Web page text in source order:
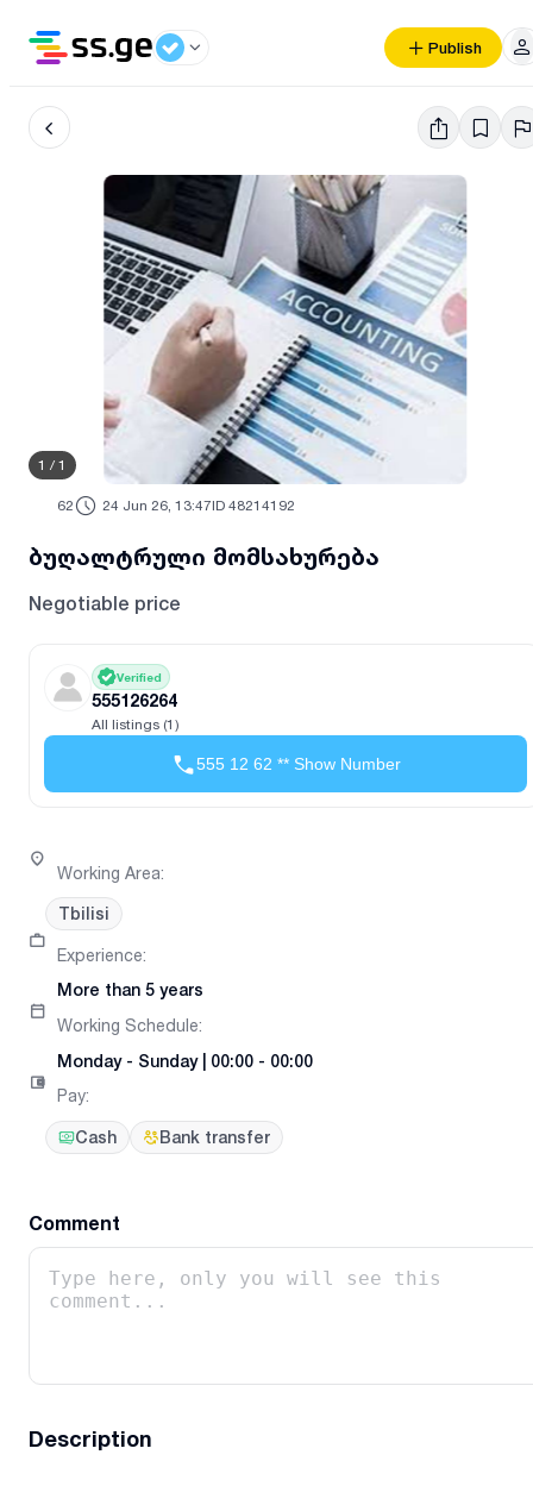
Publish
1 / 1
62 24 Jun 26, 13:47ID 48214192
ბუღალტრული მომსახურება
Negotiable price
Verified
555126264
All listings (1)
555 12 62 ** Show Number
Working Area:
Tbilisi
Experience:
More than 5 years
Working Schedule:
Monday- Sunday| 00:00 - 00:00
Pay:
Cash Bank transfer
Comment
Description